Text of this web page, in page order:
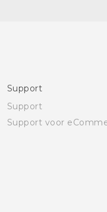
Support
Support
Support voor